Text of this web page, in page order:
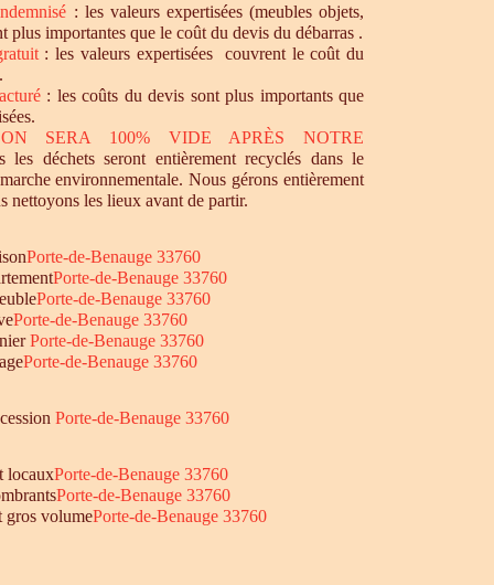
: les valeurs expertisées (meubles objets,
plus importantes que le coût du devis du débarras .
: les valeurs expertisées couvrent le coût du
: les coûts du devis sont plus importants que
SERA 100% VIDE APRÈS NOTRE
les déchets seront entièrement recyclés dans le
environnementale. Nous gérons entièrement
nettoyons les lieux avant de partir.
Porte-de-Benauge 33760
Porte-de-Benauge 33760
Porte-de-Benauge 33760
Porte-de-Benauge 33760
Porte-de-Benauge 33760
Porte-de-Benauge 33760
Porte-de-Benauge 33760
locauxPorte-de-Benauge 33760
Porte-de-Benauge 33760
gros volumePorte-de-Benauge 33760